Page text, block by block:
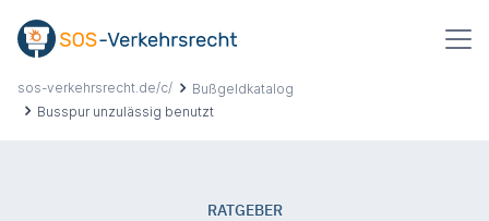
springen
sos-verkehrsrecht.de/c/
Bußgeldkatalog
Busspur unzulässig benutzt
RATGEBER